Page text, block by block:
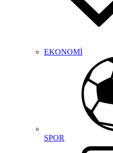
EKONOMİ
SPOR